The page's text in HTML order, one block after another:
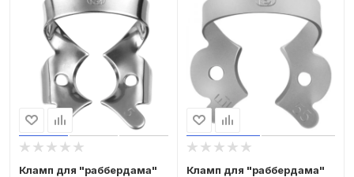
Кламп для "раббердама"
Кламп для "раббердама"